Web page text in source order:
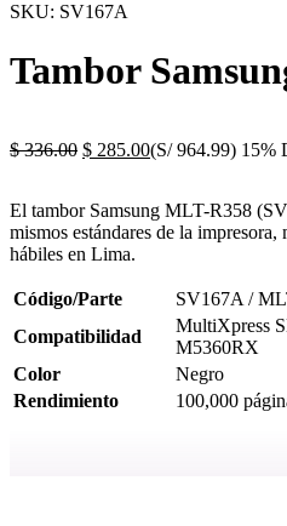
SKU: SV167A
Tambor
$336.00 $ 285.00(S/ 964.99) 15%
El tambor Samsung MLT-R358
mismos estándares de la
hábiles en Lima.
Código/Parte
SV167A /
Compatibilidad
MultiXpress
M5360RX
Color
Negro
Rendimiento
100,000